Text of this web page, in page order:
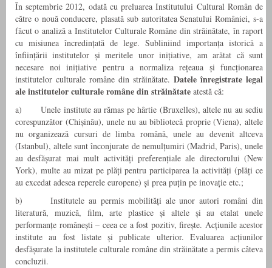
În septembrie 2012, odată cu preluarea Institutului Cultural Român de
către o nouă conducere, plasată sub autoritatea Senatului României, s-a
făcut o analiză a Institutelor Culturale Române din străinătate, în raport
cu misiunea încredințată de lege. Subliniind importanța istorică a
înființării institutelor și meritele unor inițiative, am arătat că sunt
necesare noi inițiative pentru a normaliza rețeaua și funcționarea
institutelor culturale române din străinătate. Datele înregistrate legal
ale institutelor culturale române din străinătate atestă că:
a) Unele institute au rămas pe hârtie (Bruxelles), altele nu au sediu
corespunzător (Chișinău), unele nu au bibliotecă proprie (Viena), altele
nu organizează cursuri de limba română, unele au devenit altceva
(Istanbul), altele sunt înconjurate de nemulțumiri (Madrid, Paris), unele
au desfășurat mai mult activități preferențiale ale directorului (New
York), multe au mizat pe plăți pentru participarea la activități (plăți ce
au excedat adesea reperele europene) și prea puțin pe inovație etc.;
b) Institutele au permis mobilități ale unor autori români din
literatură, muzică, film, arte plastice și altele și au etalat unele
performanțe românești – ceea ce a fost pozitiv, firește. Acțiunile acestor
institute au fost listate și publicate ulterior. Evaluarea acțiunilor
desfășurate la institutele culturale române din străinătate a permis câteva
concluzii.